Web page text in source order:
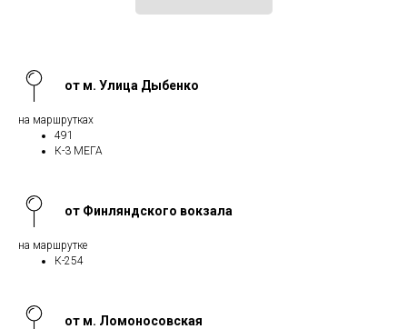
от м. Улица Дыбенко
на маршрутках
491
К-3 МЕГА
от Финляндского вокзала
на маршрутке
К-254
от м. Ломоносовская